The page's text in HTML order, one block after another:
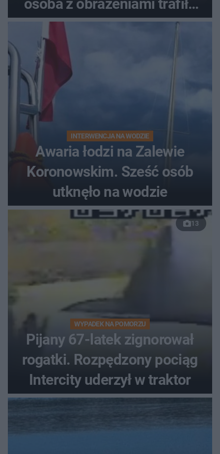
osoba z obrażeniami trafiła
do szpitala
INTERWENCJA NA WODZIE
Awaria łodzi na Zalewie
Koronowskim. Sześć osób
utknęło na wodzie
13
WYPADEK NA POMORZU
Pijany 67-latek zignorował
rogatki. Rozpędzony pociąg
Intercity uderzył w traktor